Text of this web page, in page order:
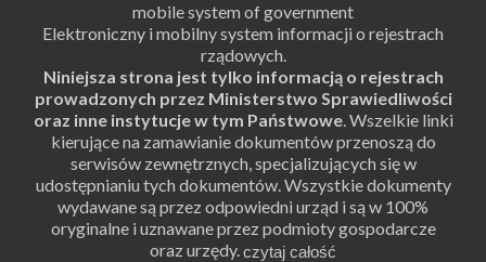
mobile system of government
Elektroniczny i mobilny system informacji o rejestrach
rządowych.
Niniejsza strona jest tylko informacją o rejestrach
prowadzonych przez Ministerstwo Sprawiedliwości
oraz inne instytucje w tym Państwowe. Wszelkie linki
kierujące na zamawianie dokumentów przenoszą do
serwisów zewnętrznych, specjalizujących się w
udostępnianiu tych dokumentów. Wszystkie dokumenty
wydawane są przez odpowiedni urząd i są w 100%
oryginalne i uznawane przez podmioty gospodarcze
oraz urzędy.